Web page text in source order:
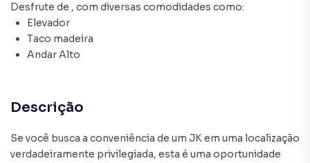
Desfrute de , com diversas comodidades como:
Elevador
Taco madeira
Andar Alto
Descrição
Se você busca a conveniência de um JK em uma localização
verdadeiramente privilegiada, esta é uma oportunidade